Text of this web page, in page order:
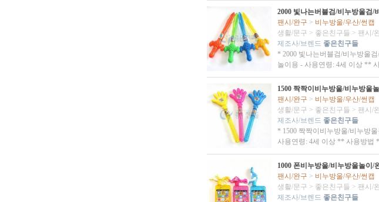
2000 빛나는버블검/비누방울검/
팬시/완구 > 비누방울/우산/썬캡
생활/문구 > 좋은친구들 > 팬시/
제조사/브렌드 좋은친구들
* 2000 빛나는버블검/비누방울
놀이용 - 사용연령: 4세 이상 **
1500 짝짝이비누방울/비누방울
팬시/완구 > 비누방울/우산/썬캡
생활/문구 > 좋은친구들 > 팬시/
제조사/브렌드 좋은친구들
* 1500 짝짝이비누방울/비누방
사용연령: 4세 이상 ** 사용방법
1000 폰비누방울/비누방울놀이/
팬시/완구 > 비누방울/우산/썬캡
생활/문구 > 좋은친구들 > 팬시/
제조사/브렌드 좋은친구들